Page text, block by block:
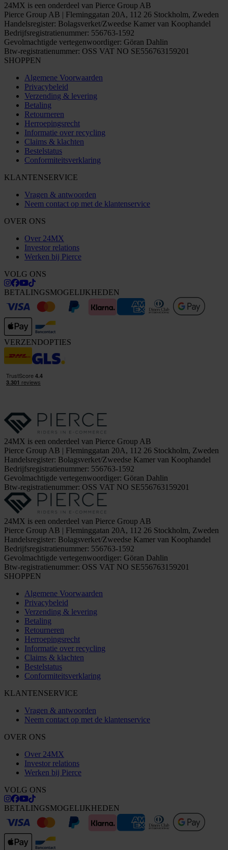
24MX is een onderdeel van Pierce Group AB
Pierce Group AB | Fleminggatan 20A, 112 26 Stockholm, Zweden
Handelsregister: Bolagsverket/Zweedse Kamer van Koophandel
Bedrijfsregistratienummer: 556763-1592
Gevolmachtigde vertegenwoordiger: Göran Dahlin
Btw-registratienummer: OSS VAT NO SE556763159201
SHOPPEN
Algemene Voorwaarden
Privacybeleid
Verzending & levering
Betaling
Retourneren
Herroepingsrecht
Informatie over recycling
Claims & klachten
Bestelstatus
Conformiteitsverklaring
KLANTENSERVICE
Vragen & antwoorden
Neem contact op met de klantenservice
OVER ONS
Over 24MX
Investor relations
Werken bij Pierce
VOLG ONS
BETALINGSMOGELIJKHEDEN
VERZENDOPTIES
24MX is een onderdeel van Pierce Group AB
Pierce Group AB | Fleminggatan 20A, 112 26 Stockholm, Zweden
Handelsregister: Bolagsverket/Zweedse Kamer van Koophandel
Bedrijfsregistratienummer: 556763-1592
Gevolmachtigde vertegenwoordiger: Göran Dahlin
Btw-registratienummer: OSS VAT NO SE556763159201
24MX is een onderdeel van Pierce Group AB
Pierce Group AB | Fleminggatan 20A, 112 26 Stockholm, Zweden
Handelsregister: Bolagsverket/Zweedse Kamer van Koophandel
Bedrijfsregistratienummer: 556763-1592
Gevolmachtigde vertegenwoordiger: Göran Dahlin
Btw-registratienummer: OSS VAT NO SE556763159201
SHOPPEN
Algemene Voorwaarden
Privacybeleid
Verzending & levering
Betaling
Retourneren
Herroepingsrecht
Informatie over recycling
Claims & klachten
Bestelstatus
Conformiteitsverklaring
KLANTENSERVICE
Vragen & antwoorden
Neem contact op met de klantenservice
OVER ONS
Over 24MX
Investor relations
Werken bij Pierce
VOLG ONS
BETALINGSMOGELIJKHEDEN